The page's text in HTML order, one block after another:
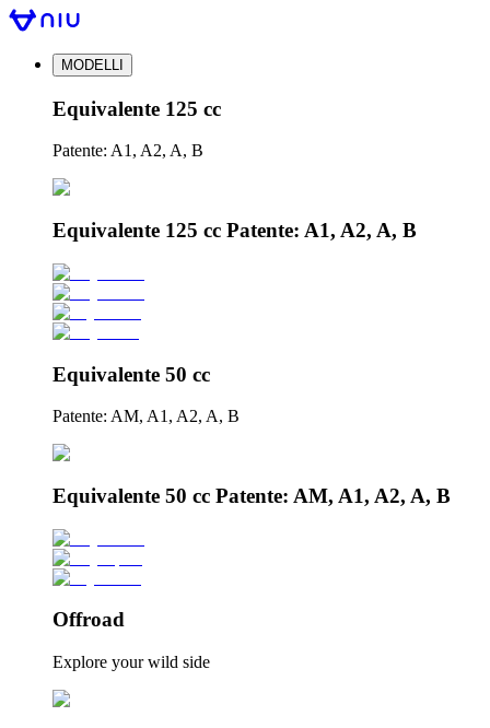
MODELLI
Equivalente 125 cc
Patente: A1, A2, A, B
Equivalente 125 cc Patente: A1, A2, A, B
Equivalente 50 cc
Patente: AM, A1, A2, A, B
Equivalente 50 cc Patente: AM, A1, A2, A, B
Offroad
Explore your wild side